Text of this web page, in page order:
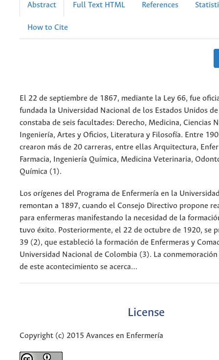
Abstract Full Text HTML References
How to Cite
El 22 de septiembre de 1867, mediante la Ley 66, fue
fundada la Universidad Nacional de los Estados Unidos
constaba de seis facultades: Derecho, Medicina, Ciencias
Ingeniería, Artes y Oficios, Literatura y Filosofía. Entre
crearon más de 20 carreras, entre ellas Arquitectura,
Farmacia, Ingeniería Química, Medicina Veterinaria,
Química (1).
Los orígenes del Programa de Enfermería en la
remontan a 1897, cuando el Consejo Directivo propone
para enfermeras manifestando la necesidad de la
tuvo éxito. Posteriormente, el 22 de octubre de 1920, se
39 (2), que estableció la formación de Enfermeras y
Universidad Nacional de Colombia (3). La
de este acontecimiento se acerca…
License
Copyright (c) 2015 Avances en Enfermería